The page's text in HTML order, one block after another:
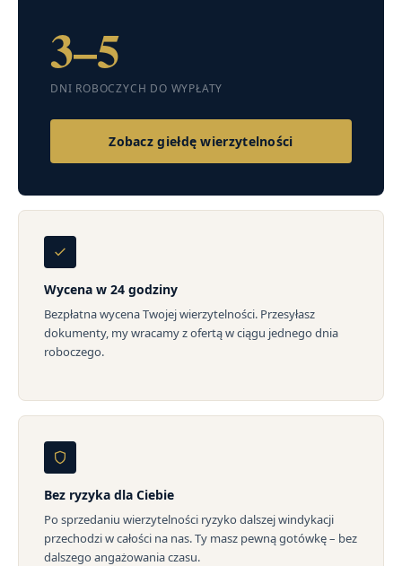
3–5
DNI ROBOCZYCH DO WYPŁATY
Zobacz giełdę wierzytelności
Wycena w 24 godziny
Bezpłatna wycena Twojej wierzytelności. Przesyłasz
dokumenty, my wracamy z ofertą w ciągu jednego dnia
roboczego.
Bez ryzyka dla Ciebie
Po sprzedaniu wierzytelności ryzyko dalszej windykacji
przechodzi w całości na nas. Ty masz pewną gotówkę – bez
dalszego angażowania czasu.